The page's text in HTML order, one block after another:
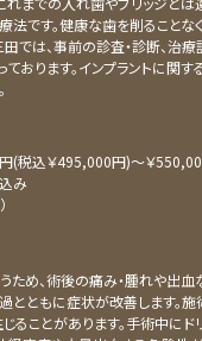
です。健康な歯を削ることな
では、事前の診査・診断、治療
おります。インプラントに関
(税込￥495,000円)〜￥
み
ため、術後の痛み・腫れや出
とともに症状が改善します。
ることがあります。手術中にド